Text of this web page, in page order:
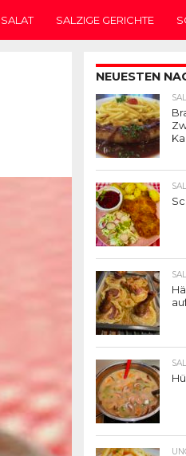
SALAT SALZIGE GERICHTE
NEUESTEN